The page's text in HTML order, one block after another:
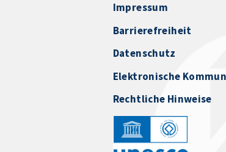
Impressum
Barrierefreiheit
Datenschutz
Elektronische
Rechtliche Hinweise